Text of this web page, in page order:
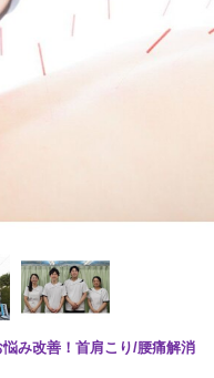
み改善！首肩こり/腰痛解消